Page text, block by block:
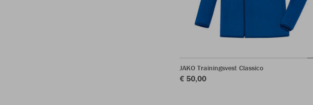
JAKO Trainingsvest Classico
€ 50,00